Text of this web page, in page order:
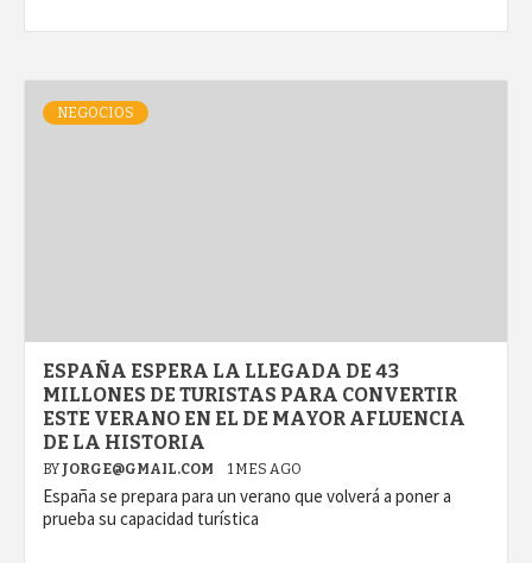
NEGOCIOS
ESPAÑA ESPERA LA LLEGADA DE 43
MILLONES DE TURISTAS PARA CONVERTIR
ESTE VERANO EN EL DE MAYOR AFLUENCIA
DE LA HISTORIA
BY JORGE@GMAIL.COM 1 MES AGO
España se prepara para un verano que volverá a poner a
prueba su capacidad turística